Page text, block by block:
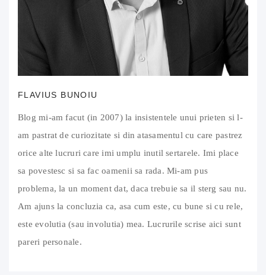
FLAVIUS BUNOIU
Blog mi-am facut (in 2007) la insistentele unui prieten si l-
am pastrat de curiozitate si din atasamentul cu care pastrez
orice alte lucruri care imi umplu inutil sertarele. Imi place
sa povestesc si sa fac oamenii sa rada. Mi-am pus
problema, la un moment dat, daca trebuie sa il sterg sau nu.
Am ajuns la concluzia ca, asa cum este, cu bune si cu rele,
este evolutia (sau involutia) mea. Lucrurile scrise aici sunt
pareri personale.